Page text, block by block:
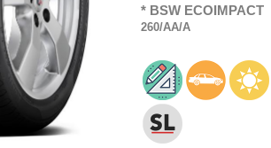
* BSW ECOIMPACT
260/AA/A